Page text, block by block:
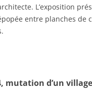
L’exposition
entre planches de
mutation d’un village